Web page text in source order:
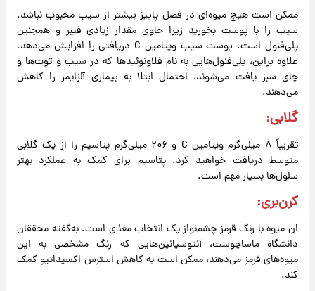
ممکن است هیچ میوه‌ای در فصل پاییز بیشتر از سیب محبوب نباشد.
سیب را با پوست بخورید زیرا حاوی مقدار زیادی فیبر و همچنین
پلی‌فنول است. پوست سیب ویتامین C دریافتی را افزایش می‌دهد.
علاوه‌ براین، پلی‌فنول‌هایی به نام فلاونوئیدها که در سیب و توت‌ها و
چای سبز یافت می‌شوند، احتمال ابتلا به بیماری آلزایمر را کاهش
می‌دهند.
گلابی:
تقریباً ۸ میلی‌گرم ویتامین C و ۲۰۶ میلی‌گرم پتاسیم را از یک گلابی
متوسط ​​دریافت خواهید کرد. پتاسیم برای کمک به عملکرد بهتر
سلول‌ها بسیار مهم است.
کرن‌بری:
ان میوه با رنگ قرمز چشم‌نواز یک انتخاب مغذی است. به‌گفته محققان
دانشگاه ماساچوست، آنتوسیانین‌هایی که رنگ مشخصی به این
میوه‌های قرمز می‌دهند، ممکن است به کاهش استرس اکسیداتیو کمک
کند.